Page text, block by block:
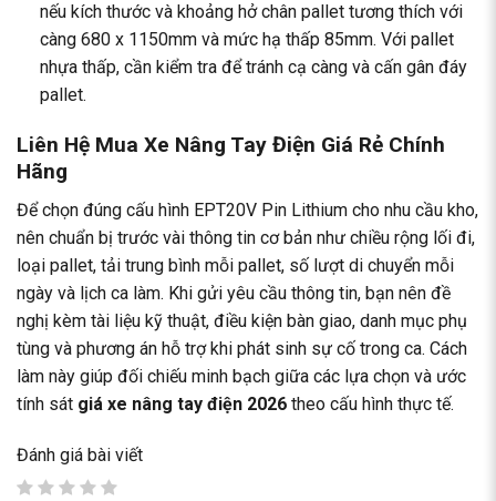
nếu kích thước và khoảng hở chân pallet tương thích với
càng 680 x 1150mm và mức hạ thấp 85mm. Với pallet
nhựa thấp, cần kiểm tra để tránh cạ càng và cấn gân đáy
pallet.
Liên Hệ Mua Xe Nâng Tay Điện Giá Rẻ Chính
Hãng
Để chọn đúng cấu hình EPT20V Pin Lithium cho nhu cầu kho,
nên chuẩn bị trước vài thông tin cơ bản như chiều rộng lối đi,
loại pallet, tải trung bình mỗi pallet, số lượt di chuyển mỗi
ngày và lịch ca làm. Khi gửi yêu cầu thông tin, bạn nên đề
nghị kèm tài liệu kỹ thuật, điều kiện bàn giao, danh mục phụ
tùng và phương án hỗ trợ khi phát sinh sự cố trong ca. Cách
làm này giúp đối chiếu minh bạch giữa các lựa chọn và ước
tính sát giá xe nâng tay điện 2026 theo cấu hình thực tế.
Đánh giá bài viết